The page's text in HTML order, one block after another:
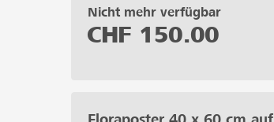
Nicht mehr verfügbar
CHF 150.00